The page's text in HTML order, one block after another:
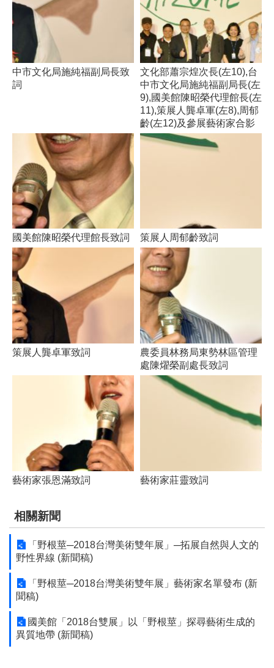
中市文化局施純福副局長致
詞
文化部蕭宗煌次長(左10),台
中市文化局施純福副局長(左
9),國美館陳昭榮代理館長(左
11),策展人龔卓軍(左8),周郁
齡(左12)及參展藝術家合影
國美館陳昭榮代理館長致詞 策展人周郁齡致詞
策展人龔卓軍致詞
農委員林務局東勢林區管理
處陳燿榮副處長致詞
藝術家張恩滿致詞 藝術家莊靈致詞
相關新聞
「野根莖─2018台灣美術雙年展」─拓展自然與人文的
野性界線 (新聞稿)
「野根莖─2018台灣美術雙年展」藝術家名單發布 (新
聞稿)
國美館「2018台雙展」以「野根莖」探尋藝術生成的
異質地帶 (新聞稿)